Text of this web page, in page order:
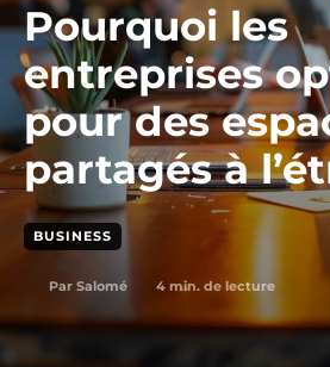
Pourquoi les
entreprises
pour des
partagés à
BUSINESS
Par Salomé 4 min. de lecture